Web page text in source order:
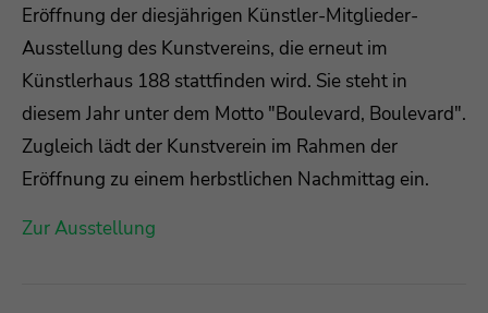
Eröffnung der diesjährigen Künstler-Mitglieder-
Ausstellung des Kunstvereins, die erneut im
Künstlerhaus 188 stattfinden wird. Sie steht in
diesem Jahr unter dem Motto "Boulevard, Boulevard".
Zugleich lädt der Kunstverein im Rahmen der
Eröffnung zu einem herbstlichen Nachmittag ein.
Zur Ausstellung